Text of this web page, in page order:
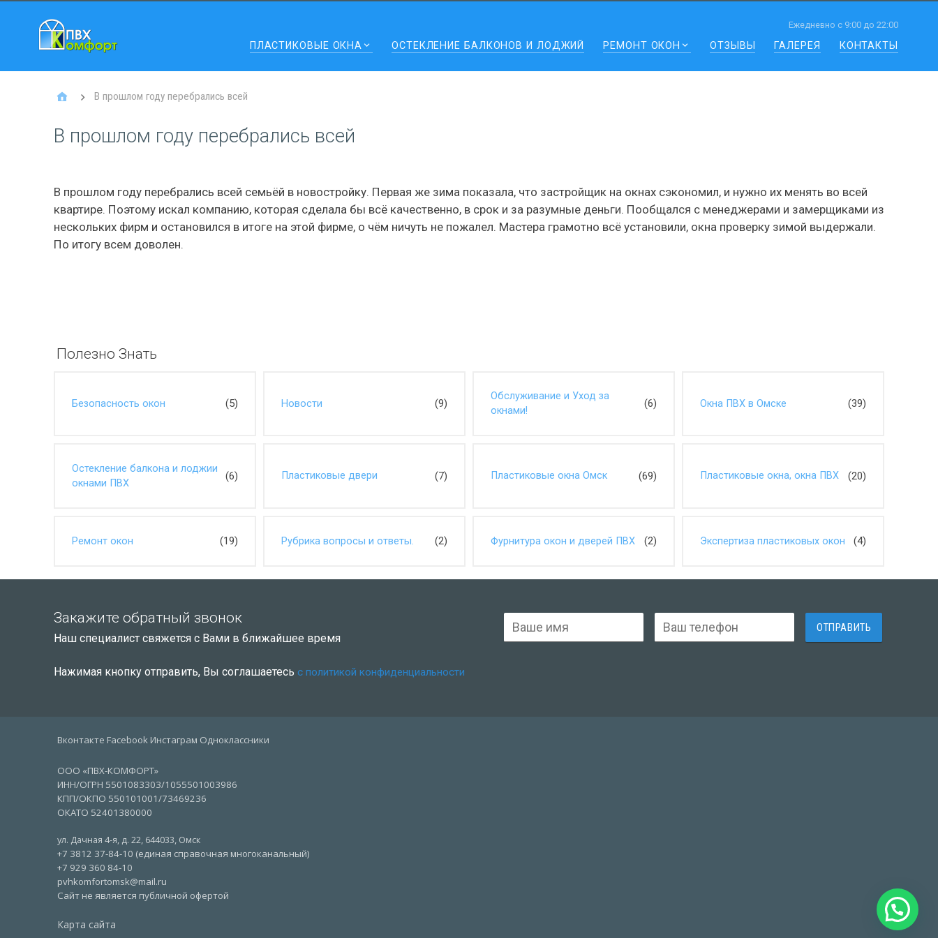
Ежедневно с 9:00 до 22:00
ПЛАСТИКОВЫЕ ОКНА ОСТЕКЛЕНИЕ БАЛКОНОВ И ЛОДЖИЙ РЕМОНТ ОКОН ОТЗЫВЫ ГАЛЕРЕЯ КОНТАКТЫ
В прошлом году перебрались всей
В прошлом году перебрались всей
В прошлом году перебрались всей семьёй в новостройку. Первая же зима показала, что застройщик на окнах сэкономил, и нужно их менять во всей
квартире. Поэтому искал компанию, которая сделала бы всё качественно, в срок и за разумные деньги. Пообщался с менеджерами и замерщиками из
нескольких фирм и остановился в итоге на этой фирме, о чём ничуть не пожалел. Мастера грамотно всё установили, окна проверку зимой выдержали.
По итогу всем доволен.
Полезно Знать
Безопасность окон (5) Новости (9)
Обслуживание и Уход за
окнами!
(6) Окна ПВХ в Омске (39)
Остекление балкона и лоджии
окнами ПВХ
(6) Пластиковые двери (7) Пластиковые окна Омск (69) Пластиковые окна, окна ПВХ (20)
Ремонт окон (19) Рубрика вопросы и ответы. (2) Фурнитура окон и дверей ПВХ (2) Экспертиза пластиковых окон (4)
Закажите обратный звонок
Наш специалист свяжется с Вами в ближайшее время
Нажимая кнопку отправить, Вы соглашаетесь с политикой конфиденциальности
Вконтакте Facebook Инстаграм Одноклассники
ООО «ПВХ-КОМФОРТ»
ИНН/ОГРН 5501083303/1055501003986
КПП/ОКПО 550101001/73469236
ОКАТО 52401380000
ул. Дачная 4-я, д. 22, 644033, Омск
+7 3812 37-84-10 (единая справочная многоканальный)
+7 929 360 84-10
pvhkomfortomsk@mail.ru
Сайт не является публичной офертой
Карта сайта